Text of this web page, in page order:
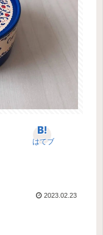
はてブ
2023.02.23